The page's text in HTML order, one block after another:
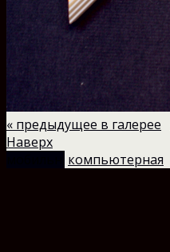
« предыдущее в галерее
Наверх
компьютерная